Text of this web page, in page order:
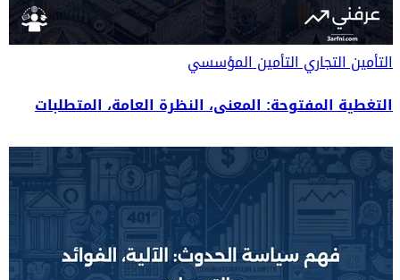
التأمين التجاريالتأمين المؤسسي
التغطية المفتوحة: المعنى، النظرة العامة، المتطلبات